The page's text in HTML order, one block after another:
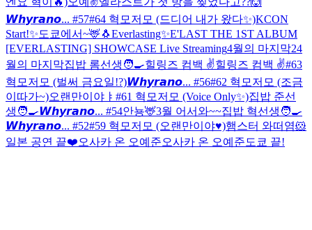
𝙒𝙝𝙮𝙧𝙖𝙣𝙤... #57#64 혁모저모 (드디어 내가 왔다✨)KCON
Start!✨도쿄에서~🦌 🐧Everlasting✨E'LAST THE 1ST ALBUM
[EVERLASTING] SHOWCASE Live Streaming4월의 마지막24
월의 마지막집밥 롬선생🧑‍🍳힐링즈 컴백 ✌️힐링즈 컴백 ✌️#63
혁모저모 (벌써 금요일!?)𝙒𝙝𝙮𝙧𝙖𝙣𝙤... #56#62 혁모저모 (조금
이따가~)오랜만이야ㅑ #61 혁모저모 (Voice Only✨)집밥 준선
생🧑‍🍳𝙒𝙝𝙮𝙧𝙖𝙣𝙤... #54안뇽🦌3월 어서와~~집밥 혁선생🧑‍🍳
𝙒𝙝𝙮𝙧𝙖𝙣𝙤... #52#59 혁모저모 (오랜만이야♥)햄스터 와떠염🐹
일본 공연 끝❤️오사카 온 오예준오사카 온 오예준도쿄 끝!